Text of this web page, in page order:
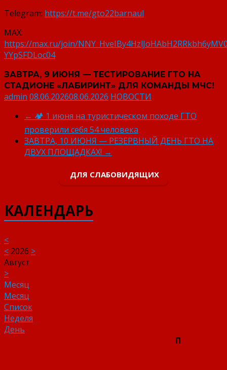
Telegram: https://t.me/gto22barnaul
MAX:
https://max.ru/join/
YYpSFDLoc04
ЗАВТРА, 9 ИЮНЯ — ТЕСТИРОВАНИЕ ГТО НА
СТАДИОНЕ «ЛАБИРИНТ» ДЛЯ КОМАНДЫ МЧС!
admin 08.06.202608.06.2026 НОВОСТИ
← 🏕️ 1 июня на туристическом походе ГТО
проверили себя 54 человека
ЗАВТРА, 10 ИЮНЯ — РЕЗЕРВНЫЙ ДЕНЬ ГТО НА
ДВУХ ПЛОЩАДКАХ! →
ДЛЯ СЛАБОВИДЯЩИХ
КАЛЕНДАРЬ
<
< 2026 >
Август
>
Месяц
Месяц
Список
Неделя
День
П